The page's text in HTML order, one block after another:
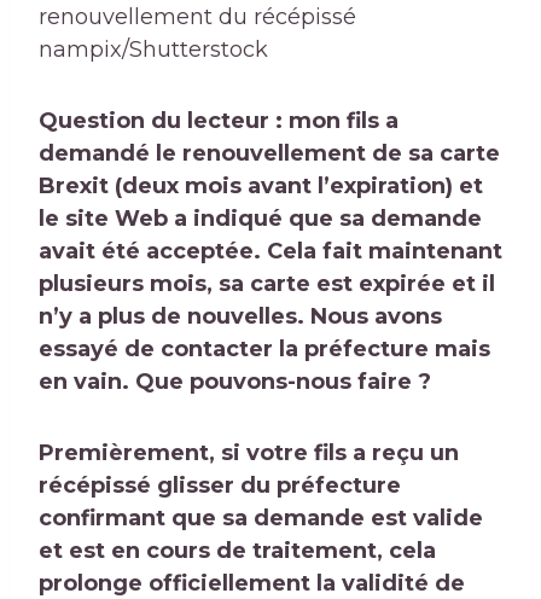
renouvellement du récépissé
nampix/Shutterstock
Question du lecteur : mon fils a
demandé le renouvellement de sa carte
Brexit (deux mois avant l’expiration) et
le site Web a indiqué que sa demande
avait été acceptée. Cela fait maintenant
plusieurs mois, sa carte est expirée et il
n’y a plus de nouvelles. Nous avons
essayé de contacter la préfecture mais
en vain. Que pouvons-nous faire ?
Premièrement, si votre fils a reçu un
récépissé glisser du préfecture
confirmant que sa demande est valide
et est en cours de traitement, cela
prolonge officiellement la validité de